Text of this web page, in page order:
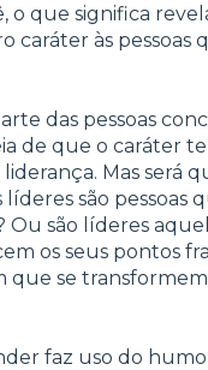
o que significa
caráter às pessoas
das pessoas
de que o caráter
Mas será
são pessoas
Ou são líderes
os seus pontos
que se
faz uso do